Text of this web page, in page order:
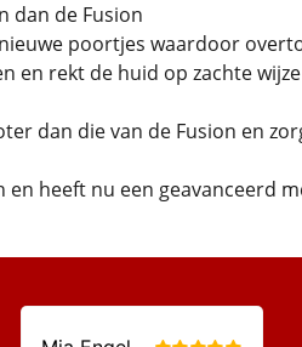
dan de Fusion
poortjes waardoor
en rekt de huid op zachte
dan die van de Fusion en
heeft nu een geavanceerd